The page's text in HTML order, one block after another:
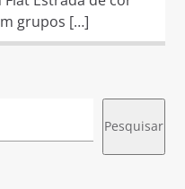
grupos […]
Pesquisar